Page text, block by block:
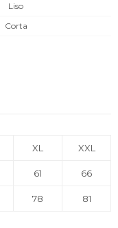
Liso
Corta
XL XXL
61 66
78 81